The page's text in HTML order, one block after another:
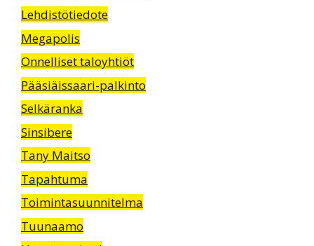
Lehdistötiedote
Megapolis
Onnelliset taloyhtiöt
Pääsiäissaari-palkinto
Selkäranka
Sinsibere
Tany Maitso
Tapahtuma
Toimintasuunnitelma
Tuunaamo